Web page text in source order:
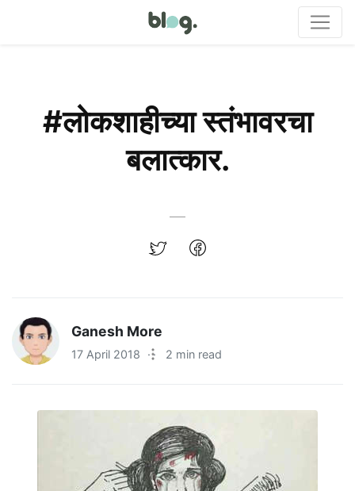
#लोकशाहीच्या स्तंभावरचा
बलात्कार.
Ganesh More
17 April 2018 · 2 min read